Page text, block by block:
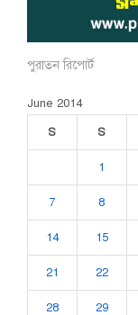
পুরাতন রিপোর্ট
June 2014
S
S
1
7 8
14 15
21 22
28 29